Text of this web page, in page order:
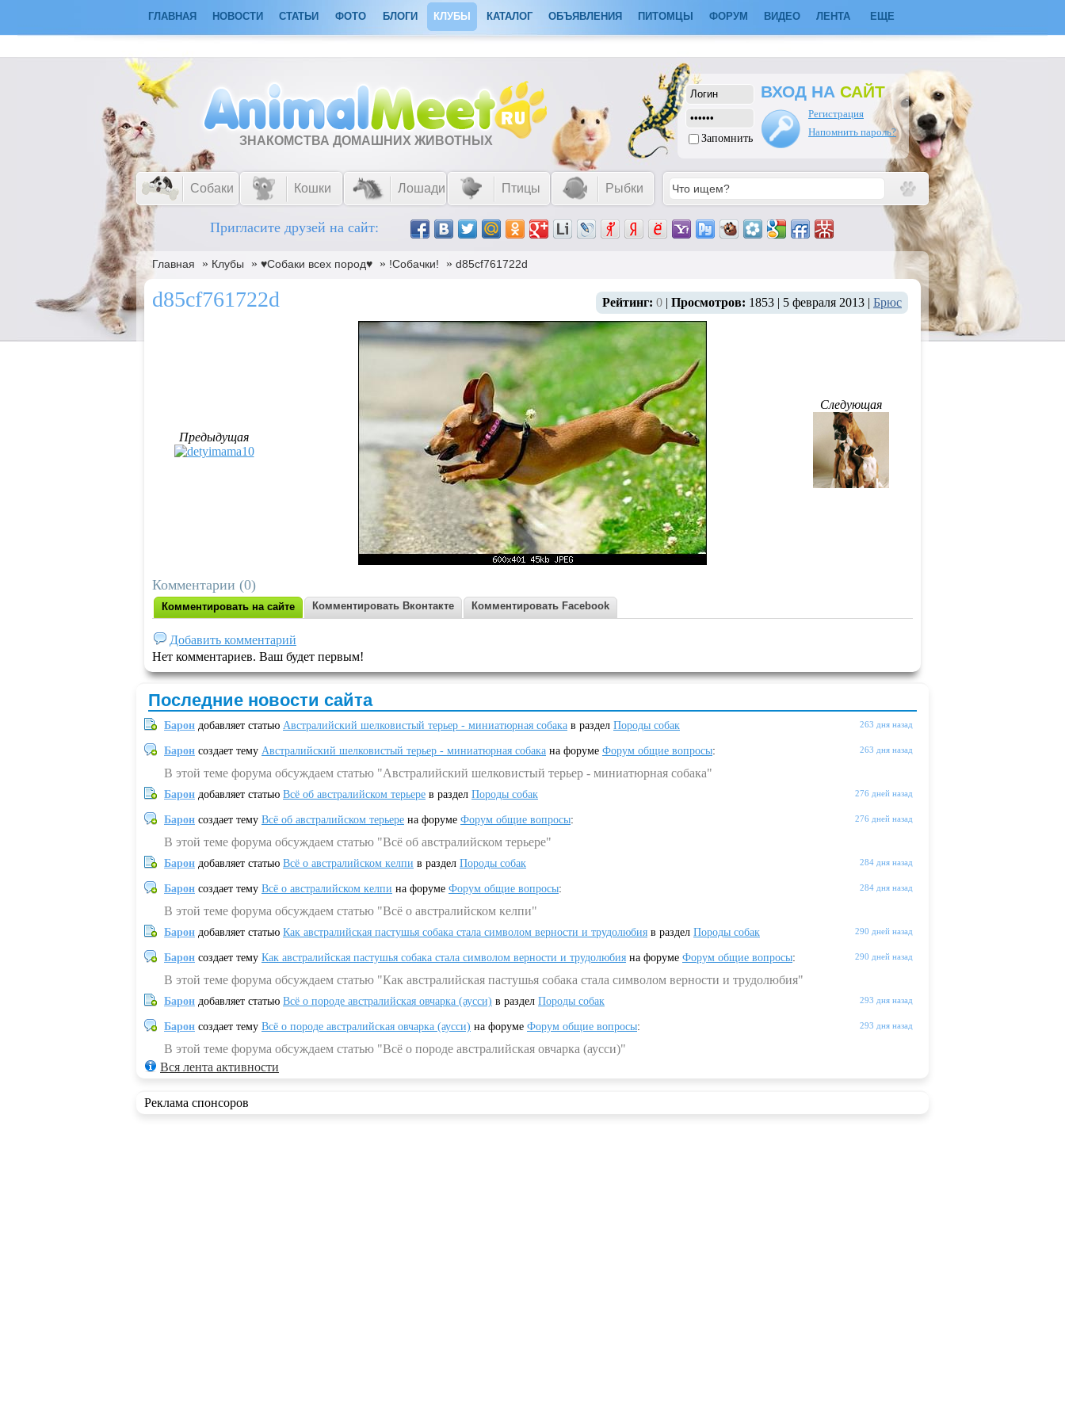
ГЛАВНАЯ НОВОСТИ СТАТЬИ ФОТО БЛОГИ КЛУБЫ КАТАЛОГ ОБЪЯВЛЕНИЯ ПИТОМЦЫ ФОРУМ ВИДЕО ЛЕНТА ЕЩЕ
ЗНАКОМСТВА ДОМАШНИХ ЖИВОТНЫХ Запомнить
ВХОД НА САЙТ
Регистрация
Напомнить пароль?
Собаки Кошки Лошади Птицы Рыбки
Пригласите друзей на сайт:
Главная » Клубы » ♥Собаки всех пород♥ » !Собачки! » d85cf761722d
Рейтинг: 0 | Просмотров: 1853 | 5 февраля 2013 | Брюс
d85cf761722d
Предыдущая
Следующая
Комментарии (0)
Комментировать на сайте Комментировать Вконтакте Комментировать Facebook
Добавить комментарий
Нет комментариев. Ваш будет первым!
Последние новости сайта
263 дня назад
Барон добавляет статью Австралийский шелковистый терьер - миниатюрная собака в раздел Породы собак
263 дня назад
Барон создает тему Австралийский шелковистый терьер - миниатюрная собака на форуме Форум общие вопросы:
В этой теме форума обсуждаем статью "Австралийский шелковистый терьер - миниатюрная собака"
276 дней назад
Барон добавляет статью Всё об австралийском терьере в раздел Породы собак
276 дней назад
Барон создает тему Всё об австралийском терьере на форуме Форум общие вопросы:
В этой теме форума обсуждаем статью "Всё об австралийском терьере"
284 дня назад
Барон добавляет статью Всё о австралийском келпи в раздел Породы собак
284 дня назад
Барон создает тему Всё о австралийском келпи на форуме Форум общие вопросы:
В этой теме форума обсуждаем статью "Всё о австралийском келпи"
290 дней назад
Барон добавляет статью Как австралийская пастушья собака стала символом верности и трудолюбия в раздел Породы собак
290 дней назад
Барон создает тему Как австралийская пастушья собака стала символом верности и трудолюбия на форуме Форум общие вопросы:
В этой теме форума обсуждаем статью "Как австралийская пастушья собака стала символом верности и трудолюбия"
293 дня назад
Барон добавляет статью Всё о породе австралийская овчарка (аусси) в раздел Породы собак
293 дня назад
Барон создает тему Всё о породе австралийская овчарка (аусси) на форуме Форум общие вопросы:
В этой теме форума обсуждаем статью "Всё о породе австралийская овчарка (аусси)"
Вся лента активности
Реклама спонсоров